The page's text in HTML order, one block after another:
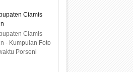
Ciamis
Ciamis
- Kumpulan Foto
Porseni